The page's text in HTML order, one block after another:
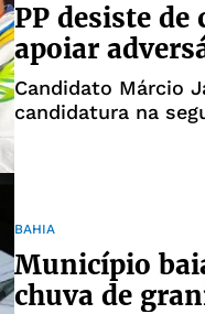
PP desiste de
apoiar
Candidato Márcio
candidatura na
BAHIA
Município
chuva de